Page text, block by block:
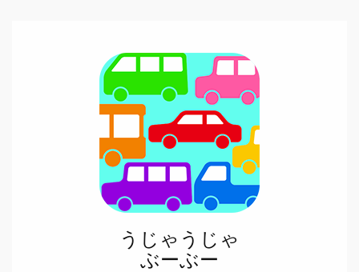
うじゃうじゃ
ぶーぶー